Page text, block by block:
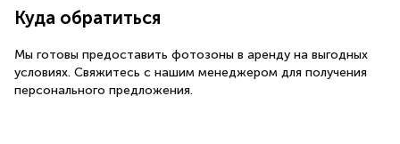
Куда обратиться
Мы готовы предоставить фотозоны в аренду на выгодных
условиях. Свяжитесь с нашим менеджером для получения
персонального предложения.